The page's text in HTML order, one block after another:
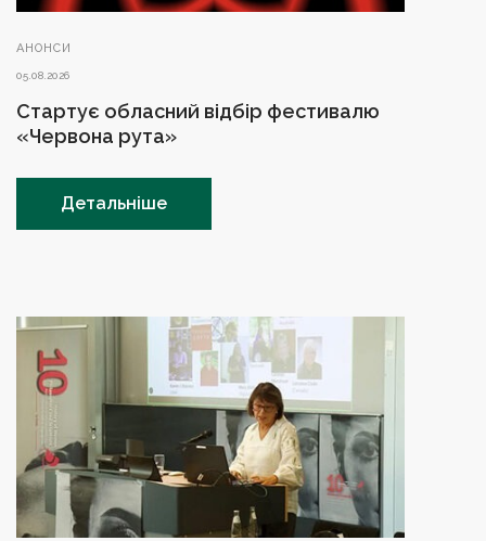
АНОНСИ
05.08.2026
Стартує обласний відбір фестивалю
«Червона рута»
Детальніше